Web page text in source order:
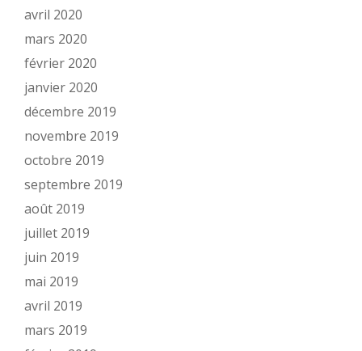
avril 2020
mars 2020
février 2020
janvier 2020
décembre 2019
novembre 2019
octobre 2019
septembre 2019
août 2019
juillet 2019
juin 2019
mai 2019
avril 2019
mars 2019